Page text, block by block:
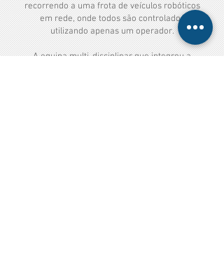
recorrendo a uma frota de veículos robóticos
em rede, onde todos são controlados
utilizando apenas um operador.
A equipa multi-disciplinar que integrou a